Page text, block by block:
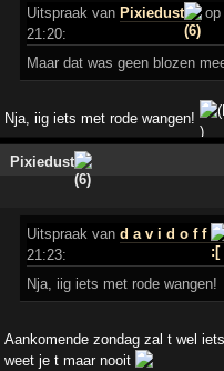
Uitspraak vanPixiedust
op
21:20:
Maar dat was geen blozen
Nja, iig iets met rode wangen!
Pixiedust
Uitspraak vand a v i d o f f
21:23:
Nja, iig iets met rode wangen!
Aankomende zondag zal t wel
weet je t maar nooit